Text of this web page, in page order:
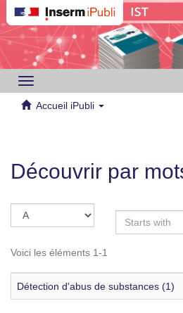
Toggle
navigation
Accueil iPubli
Découvrir par
Voici les éléments 1-1
Détection d'abus de substances (1)